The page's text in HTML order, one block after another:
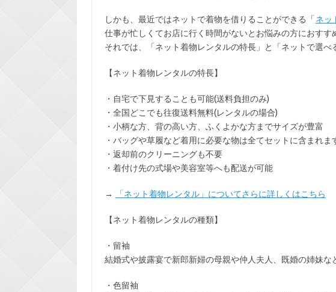
しかも、最近ではネットで着物を借りることができる「 ネッ
仕事が忙しくてお店に行く時間がないとお悩みの方におすす
それでは、「ネット着物レンタルの特長」と「ネットで選べ
【ネット着物レンタルの特長】
・ 自宅で下見することも可能(送料負担のみ)
・全国どこでも往復送料無料(レンタルの場合)
・小柄な方、背の高い方、ふくよかな方までサイズが豊富
・バッグや草履など着用に必要な物は全てセット に含まれま
・返却前のクリーニングも不要
・着付け先の式場や美容室等へも配送が可能
→ 「ネット着物レンタル」についてさらに詳しくはこちら
【ネット着物レンタルの種類】
・留袖
結婚式や披露宴で新郎新婦の母親や仲人夫人、既婚の姉妹な
・色留袖